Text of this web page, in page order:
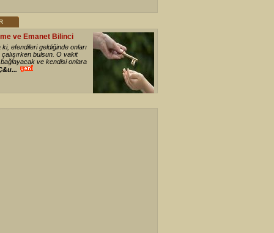
ve Emanet Bilinci
efendileri geldiğinde onları
çalışırken bulsun. O vakit
bağlayacak ve kendisi onlara